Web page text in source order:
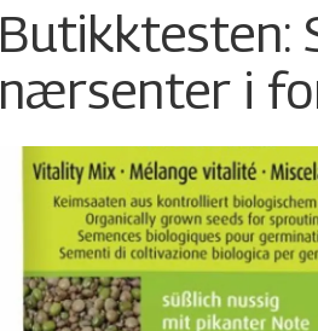
Butikktesten:
nærsenter i